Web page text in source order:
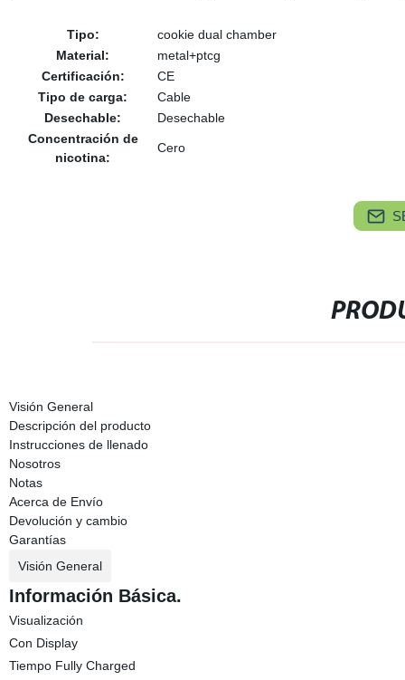
Tipo:
cookie dual chamber
Material:
metal+ptcg
Certificación:
CE
Tipo de carga:
Cable
Desechable:
Desechable
Concentración de
nicotina:
Cero
Visión General
Descripción del producto
Instrucciones de llenado
Nosotros
Notas
Acerca de Envío
Devolución y cambio
Garantías
Visión General
Información Básica.
Visualización
Con Display
Tiempo Fully Charged